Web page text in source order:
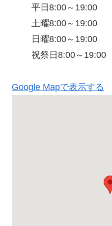
平日8:00～19:00
土曜8:00～19:00
日曜8:00～19:00
祝祭日8:00～19:00
Google Mapで表示する